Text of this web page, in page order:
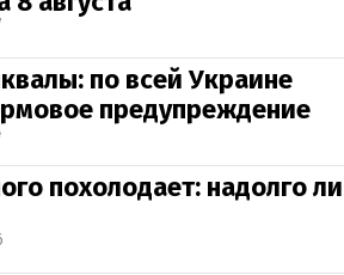
по всей Украине
предупреждение
похолодает: надолго ли